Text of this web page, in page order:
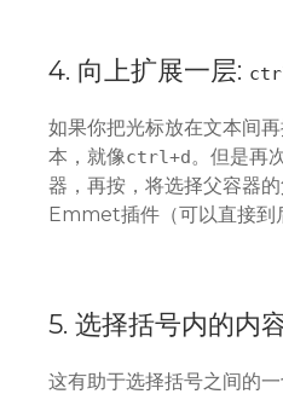
4. 向上扩展一层:
如果你把光标放在文本间
本，就像ctrl+d。但是再
器，再按，将选择父容器
Emmet插件（可以直接到
5. 选择括号内的内
这有助于选择括号之间的一